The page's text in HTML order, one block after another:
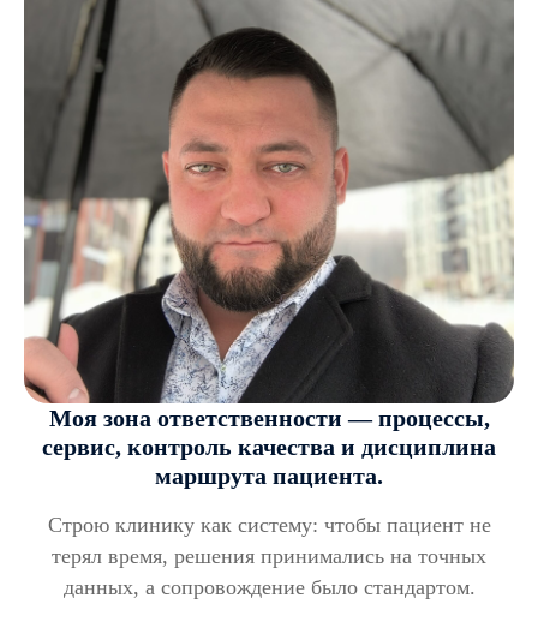
Моя зона ответственности — процессы,
сервис, контроль качества и дисциплина
маршрута пациента.
Строю клинику как систему: чтобы пациент не
терял время, решения принимались на точных
данных, а сопровождение было стандартом.